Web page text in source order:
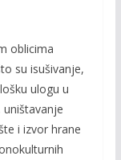
oblicima
su isušivanje,
ulogu u
i izvor hrane